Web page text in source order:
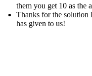
them you get 10 as the
Thanks for the solution
has given to us !